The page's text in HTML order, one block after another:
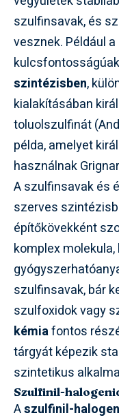
szulfinsavak, és
vesznek. Például
szintézisben,
kialakításában
toluolszulfinát
példa, amelyet
használnak
A szulfinsavak és
szerves
építőkövekként
komplex
szulfinsavak, bár
szulfoxidok vagy
kémiafontos
tárgyát képezik
szintetikus
Szulfinil-
Aszulfinil-